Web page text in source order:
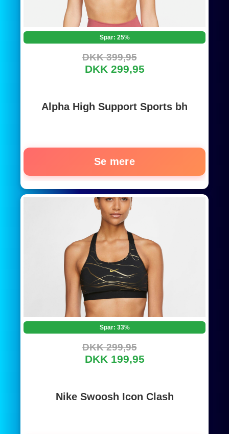
Spar: 25%
DKK 399,95
DKK 299,95
Alpha High Support Sports bh
Se mere
Spar: 33%
DKK 299,95
DKK 199,95
Nike Swoosh Icon Clash